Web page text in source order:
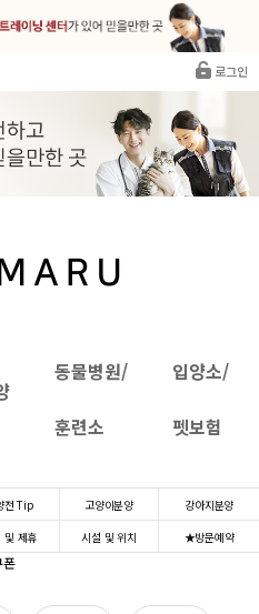
로그인
동물병원/
훈련소
입양소/
펫보험
전 Tip 고양이분양
강아지분양
및 제휴 시설 및 위치 ★방문예약